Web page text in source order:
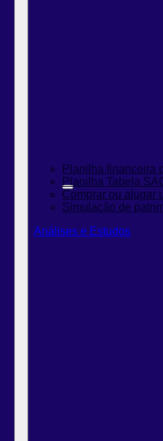
Planilha financeira
Planilha Tabela
Comprar ou alugar
Simulação de
Análises e Estudos